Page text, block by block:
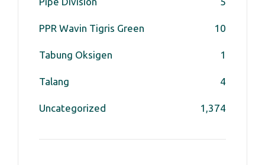
PPR Wavin Tigris Green 10
Tabung Oksigen 1
Talang 4
Uncategorized 1,374